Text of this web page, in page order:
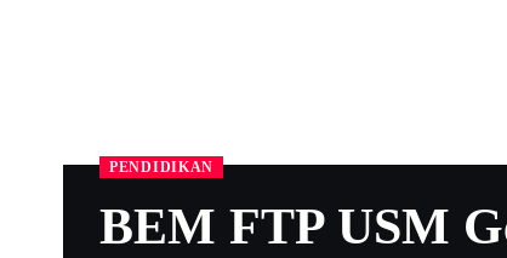
PENDIDIKAN
BEM FTP USM